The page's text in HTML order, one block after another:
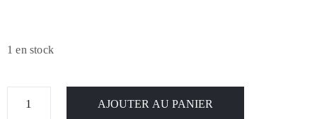
1 en stock
AJOUTER AU PANIER